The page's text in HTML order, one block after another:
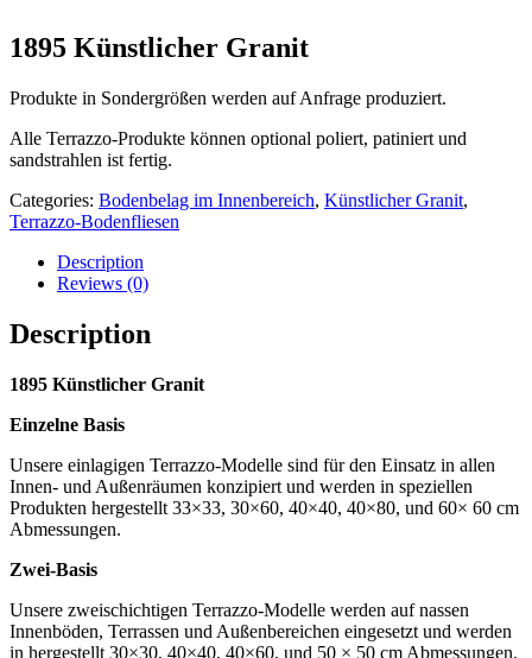
1895 Künstlicher Granit
Produkte in Sondergrößen werden auf Anfrage produziert.
Alle Terrazzo-Produkte können optional poliert, patiniert und
sandstrahlen ist fertig.
Categories: Bodenbelag im Innenbereich, Künstlicher Granit,
Terrazzo-Bodenfliesen
Description
Reviews (0)
Description
1895 Künstlicher Granit
Einzelne Basis
Unsere einlagigen Terrazzo-Modelle sind für den Einsatz in allen
Innen- und Außenräumen konzipiert und werden in speziellen
Produkten hergestellt 33×33, 30×60, 40×40, 40×80, und 60× 60 cm
Abmessungen.
Zwei-Basis
Unsere zweischichtigen Terrazzo-Modelle werden auf nassen
Innenböden, Terrassen und Außenbereichen eingesetzt und werden
in hergestellt 30×30, 40×40, 40×60, und 50 × 50 cm Abmessungen.